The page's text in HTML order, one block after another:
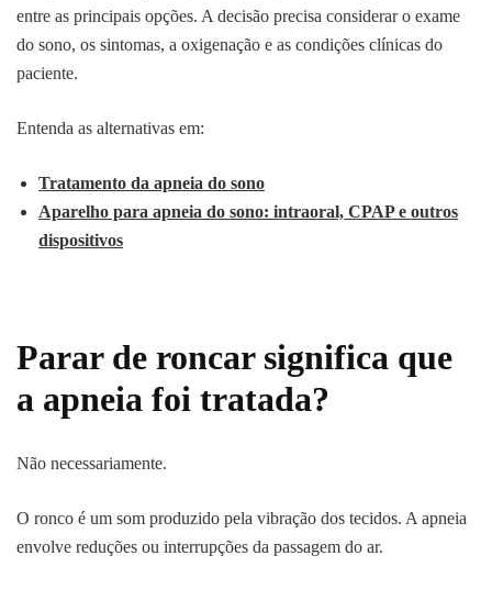
entre as principais opções. A decisão precisa considerar o exame
do sono, os sintomas, a oxigenação e as condições clínicas do
paciente.
Entenda as alternativas em:
Tratamento da apneia do sono
Aparelho para apneia do sono: intraoral, CPAP e outros
dispositivos
Parar de roncar significa que
a apneia foi tratada?
Não necessariamente.
O ronco é um som produzido pela vibração dos tecidos. A apneia
envolve reduções ou interrupções da passagem do ar.